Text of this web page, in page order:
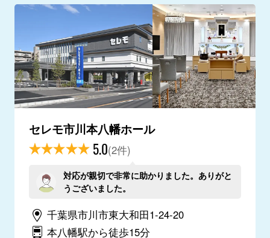
セレモ市川本八幡ホール
5.0(2件)
対応が親切で非常に助かりました。ありがと
うございました。
千葉県市川市東大和田1-24-20
本八幡駅から徒歩15分